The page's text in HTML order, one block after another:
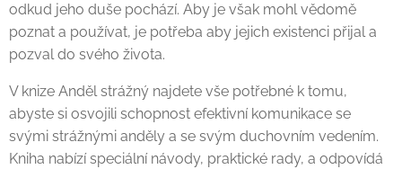
odkud jeho duše pochází. Aby je však mohl vědomě
poznat a používat, je potřeba aby jejich existenci přijal a
pozval do svého života.
V knize Anděl strážný najdete vše potřebné k tomu,
abyste si osvojili schopnost efektivní komunikace se
svými strážnými anděly a se svým duchovním vedením.
Kniha nabízí speciální návody, praktické rady, a odpovídá